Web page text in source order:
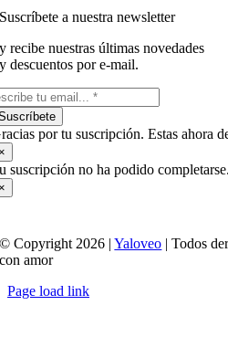
Suscríbete a nuestra newsletter
y recibe nuestras últimas novedades
y descuentos por e-mail.
por tu suscripción. Estas ahora
suscripción no ha podido
© Copyright 2026 |Yaloveo | Todos
con amor
Page load link